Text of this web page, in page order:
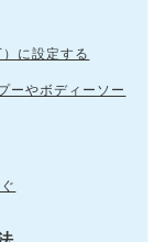
に設定する
ーやボディーソー